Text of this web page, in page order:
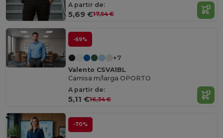
A partir de:
5,69 €17,54 €
-69%
+7
Valento CSVA1BL
Camisa m/larga OPORTO
A partir de:
5,11 €16,34 €
-70%